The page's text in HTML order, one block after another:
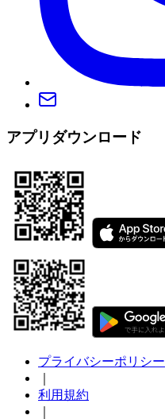
アプリダウンロード
プライバシーポリシー
利用規約